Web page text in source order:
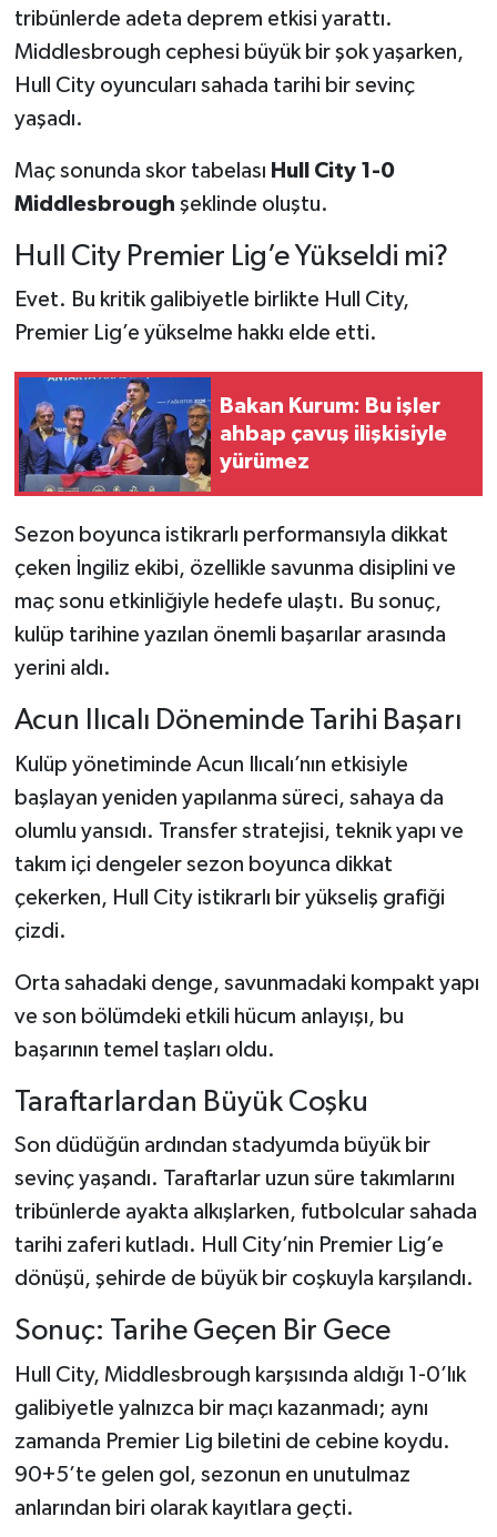
tribünlerde adeta deprem etkisi yarattı.
Middlesbrough cephesi büyük bir şok yaşarken,
Hull City oyuncuları sahada tarihi bir sevinç
yaşadı.
Maç sonunda skor tabelası Hull City 1-0
Middlesbrough şeklinde oluştu.
Hull City Premier Lig’e Yükseldi mi?
Evet. Bu kritik galibiyetle birlikte Hull City,
Premier Lig’e yükselme hakkı elde etti.
Bakan Kurum: Bu işler
ahbap çavuş ilişkisiyle
yürümez
Sezon boyunca istikrarlı performansıyla dikkat
çeken İngiliz ekibi, özellikle savunma disiplini ve
maç sonu etkinliğiyle hedefe ulaştı. Bu sonuç,
kulüp tarihine yazılan önemli başarılar arasında
yerini aldı.
Acun Ilıcalı Döneminde Tarihi Başarı
Kulüp yönetiminde Acun Ilıcalı’nın etkisiyle
başlayan yeniden yapılanma süreci, sahaya da
olumlu yansıdı. Transfer stratejisi, teknik yapı ve
takım içi dengeler sezon boyunca dikkat
çekerken, Hull City istikrarlı bir yükseliş grafiği
çizdi.
Orta sahadaki denge, savunmadaki kompakt yapı
ve son bölümdeki etkili hücum anlayışı, bu
başarının temel taşları oldu.
Taraftarlardan Büyük Coşku
Son düdüğün ardından stadyumda büyük bir
sevinç yaşandı. Taraftarlar uzun süre takımlarını
tribünlerde ayakta alkışlarken, futbolcular sahada
tarihi zaferi kutladı. Hull City’nin Premier Lig’e
dönüşü, şehirde de büyük bir coşkuyla karşılandı.
Sonuç: Tarihe Geçen Bir Gece
Hull City, Middlesbrough karşısında aldığı 1-0’lık
galibiyetle yalnızca bir maçı kazanmadı; aynı
zamanda Premier Lig biletini de cebine koydu.
90+5’te gelen gol, sezonun en unutulmaz
anlarından biri olarak kayıtlara geçti.